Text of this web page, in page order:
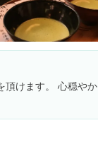
頂けます。 心穏やか